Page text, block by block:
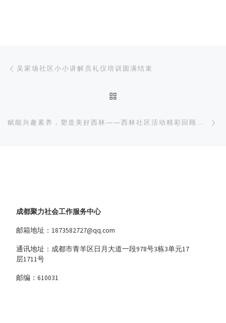
文章导航
吴家场社区小小讲解员礼仪培训圆满结束
成都聚力社会工作服务中心
邮箱地址：1873582727@qq.com
通讯地址：成都市青羊区日月大道一段978号3栋3单元17
层1711号
邮编：610031